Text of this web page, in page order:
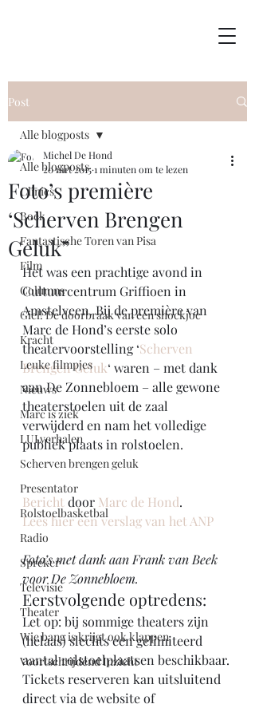
Post
Alle blogposts
Clinics
Boek
Fantastische Toren van Pisa
Film
Columns
Giel! De doorbraak van een shockjoc
Kracht
Leuke filmpjes
Nieuws
Marc is ziek
LULverhalen
Scherven brengen geluk
Presentator
Rolstoelbasketbal
Radio
Spreker
Televisie
Theater
Wie bang is krijgt ook klappen
Voortschrijdend Inzicht
Alle blogposts
Foto’s première
‘Scherven Brengen
Geluk”
Michel De Hond
20 mrt 20151 minuten om te lezen
Het was een prachtige avond in
Cultuurcentrum Griffioen in
Amstelveen. Bij de première van
Marc de Hond’s eerste solo
theatervoorstelling ‘Scherven
Brengen Geluk‘ waren – met dank
aan De Zonnebloem – alle gewone
theaterstoelen uit de zaal
verwijderd en nam het volledige
publiek plaats in rolstoelen.
Bericht door Marc de Hond.
Lees hier een verslag van het ANP
Foto’s met dank aan Frank van Beek
voor De Zonnebloem.
Eerstvolgende optredens:
Let op: bij sommige theaters zijn
(helaas) slechts een gelimiteerd
aantal rolstoelplaatsen beschikbaar.
Tickets reserveren kan uitsluitend
direct via de website of